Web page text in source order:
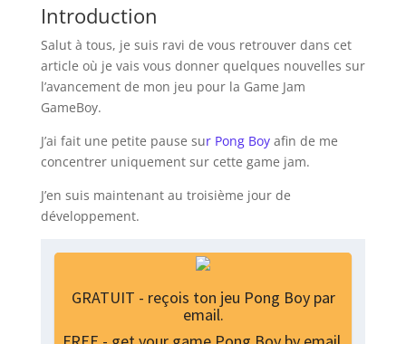
Introduction
Salut à tous, je suis ravi de vous retrouver dans cet
article où je vais vous donner quelques nouvelles sur
l’avancement de mon jeu pour la Game Jam
GameBoy.
J’ai fait une petite pause sur Pong Boyafin de me
concentrer uniquement sur cette game jam.
J’en suis maintenant au troisième jour de
développement.